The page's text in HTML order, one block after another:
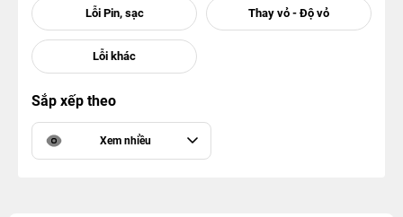
Sắp xếp theo
Xem nhiều